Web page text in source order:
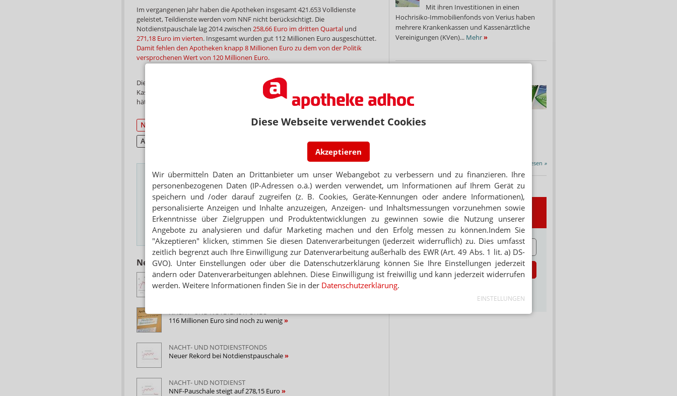
Diese Webseite verwendet Cookies
Akzeptieren
Wir übermitteln Daten an Drittanbieter um unser Webangebot zu verbessern und zu finanzieren. Ihre
personenbezogenen Daten (IP-Adressen o.ä.) werden verwendet, um Informationen auf Ihrem Gerät zu
speichern und /oder darauf zugreifen (z. B. Cookies, Geräte-Kennungen oder andere Informationen),
personalisierte Anzeigen und Inhalte anzuzeigen, Anzeigen- und Inhaltsmessungen vorzunehmen sowie
Erkenntnisse über Zielgruppen und Produktentwicklungen zu gewinnen sowie die Nutzung unserer
Angebote zu analysieren und dafür Marketing machen und den Erfolg messen zu können.Indem Sie
"Akzeptieren" klicken, stimmen Sie diesen Datenverarbeitungen (jederzeit widerruflich) zu. Dies umfasst
zeitlich begrenzt auch Ihre Einwilligung zur Datenverarbeitung außerhalb des EWR (Art. 49 Abs. 1 lit. a) DS-
GVO). Unter Einstellungen oder über die Datenschutzerklärung können Sie Ihre Einstellungen jederzeit
ändern oder Datenverarbeitungen ablehnen. Diese Einwilligung ist freiwillig und kann jederzeit widerrufen
werden. Weitere Informationen finden Sie in der Datenschutzerklärung.
EINSTELLUNGEN
Im vergangenen Jahr haben die Apotheken insgesamt 421.653 Volldienste
geleistet, Teildienste werden vom NNF nicht berücksichtigt. Die
Notdienstpauschale lag 2014 zwischen 258,66 Euro im dritten Quartal und
271,18 Euro im vierten. Insgesamt wurden gut 112 Millionen Euro ausgeschüttet.
Damit fehlen den Apotheken knapp 8 Millionen Euro zu dem von der Politik
versprochenen Wert von 120 Millionen Euro.
Die Apotheken haben 2014 insgesamt rund 713 Millionen Rezepte mit den
Kassen oder der PKV abgerechnet. Um auf 120 Millionen Euro zu kommen,
hätten demnach 17 Cent pro Packung in den Fonds fließen müssen.
Notdienst
Apothekenhonorar
NEWSLETTER
Das Wichtigste des Tages direkt in Ihr Postfach. Kostenlos!
E-MAIL ADRESSE
Jetzt
abonnieren
Hinweis zum Newsletter & Datenschutz
Neuere Artikel zum Thema
NACHT- UND NOTDIENSTFONDS
Neuer NNF-Rekord: 286,51 Euro pro Nachtschicht
NACHT- UND NOTDIENSTFONDS
116 Millionen Euro sind noch zu wenig
NACHT- UND NOTDIENSTFONDS
Neuer Rekord bei Notdienstpauschale
NACHT- UND NOTDIENST
NNF-Pauschale steigt auf 278,15 Euro
Mit ihren Investitionen in einen
Hochrisiko-Immobilienfonds von Verius haben
mehrere Krankenkassen und Kassenärztliche
Vereinigungen (KVen)... Mehr»
FAQ: Nikotin auf Rezept
werden von den Kassen erstattet.
Alle Porträts lesen »
Newsletter
E-MAIL ADRESSE
Jetzt abonnieren
Datenschutz